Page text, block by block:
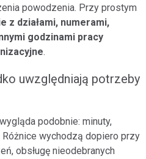
powodzenia. Przy prostym
z działami, numerami,
godzinami pracy
.
uwzględniają potrzeby
podobnie: minuty,
Różnice wychodzą dopiero przy
obsługę nieodebranych